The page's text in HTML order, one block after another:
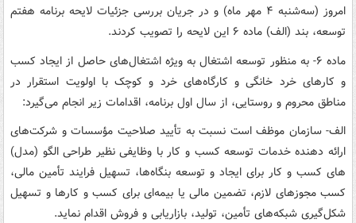
امروز (سه‌شنبه ۴ مهر ماه) و در جریان بررسی جزئیات لایحه برنامه هفتم
توسعه، بند (الف) ماده ۶ این لایحه را تصویب کردند.
ماده ۶- به منظور توسعه اشتغال به ویژه اشتغال‌های حاصل از ایجاد کسب
و کارهای خرد خانگی و کارگاه‌های خرد و کوچک با اولویت استقرار در
مناطق محروم و روستایی، از سال اول برنامه، اقدامات زیر انجام می‌گیرد:
الف- سازمان موظف است نسبت به تأیید صلاحیت مؤسسات و شرکت‌های
ارائه دهنده خدمات توسعه کسب و کار با وظایفی نظیر طراحی الگو (مدل)
های کسب و کار برای ایجاد و توسعه بنگاه‌ها، تسهیل فرایند تأمین مالی،
کسب مجوزهای لازم، تضمین مالی یا بیمه‌ای برای کسب و کارها و تسهیل
شکل‌گیری شبکه‌های تأمین، تولید، بازاریابی و فروش اقدام نماید.